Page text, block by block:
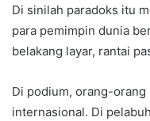
Di sinilah paradoks itu
para pemimpin dunia
belakang layar, rantai
Di podium, orang-
internasional. Di